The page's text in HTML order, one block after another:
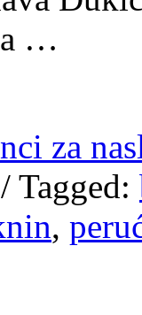
…
za
/ Tagged:
,